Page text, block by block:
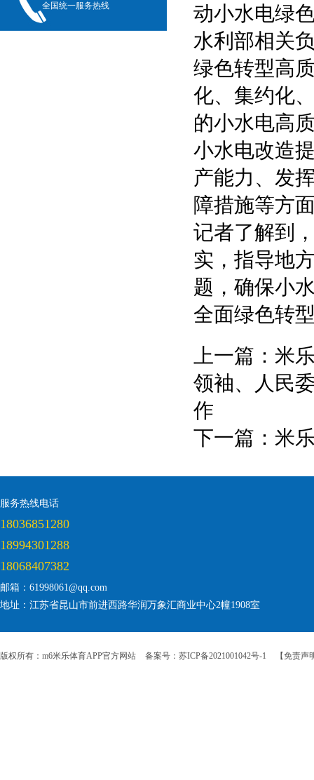
全国统一服务热线
动小水电绿
水利部相关
绿色转型高
化、集约化
的小水电高
小水电改造
产能力、发
障措施等方
记者了解到
实，指导地
题，确保小
全面绿色转
上一篇： 米
领袖、人民
作
下一篇： 米
服务热线电话
18036851280
18994301288
18068407382
邮箱：61998061@qq.com
地址：江苏省昆山市前进西路华润万象汇商业中心2幢1908室
版权所有：m6米乐体育APP官方网站 备案号：苏ICP备2021001042号-1 【免责声